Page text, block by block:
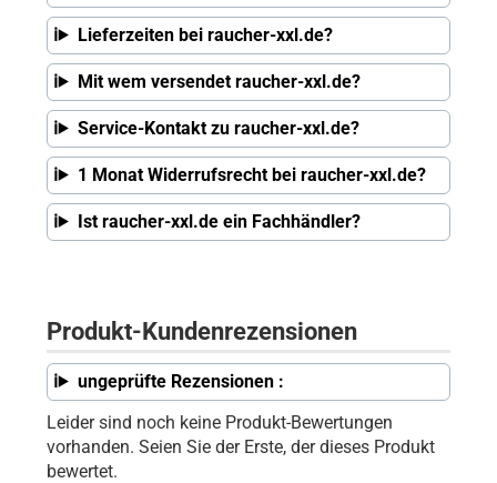
Lieferzeiten bei raucher-xxl.de?
Mit wem versendet raucher-xxl.de?
Service-Kontakt zu raucher-xxl.de?
1 Monat Widerrufsrecht bei raucher-xxl.de?
Ist raucher-xxl.de ein Fachhändler?
Produkt-Kundenrezensionen
ungeprüfte Rezensionen :
Leider sind noch keine Produkt-Bewertungen
vorhanden. Seien Sie der Erste, der dieses Produkt
bewertet.